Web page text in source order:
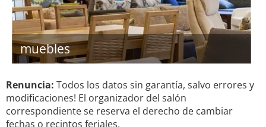
muebles
Renuncia: Todos los datos sin garantía, salvo errores y
modificaciones! El organizador del salón
correspondiente se reserva el derecho de cambiar
fechas o recintos feriales.